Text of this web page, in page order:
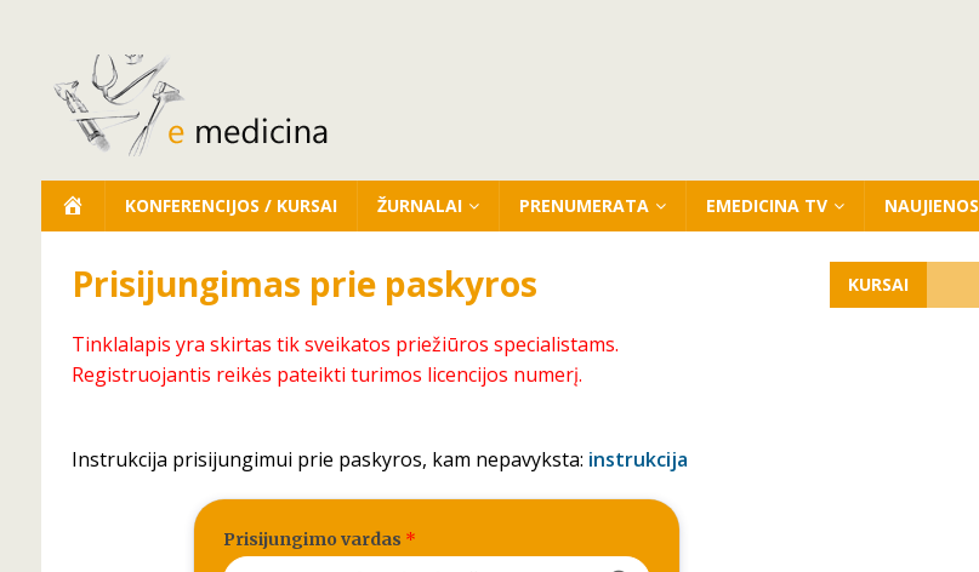
KONFERENCIJOS / KURSAI ŽURNALAI PRENUMERATA EMEDICINA TV NAUJIENOS
Prisijungimas prie paskyros
Tinklalapis yra skirtas tik sveikatos priežiūros specialistams.
Registruojantis reikės pateikti turimos licencijos numerį.
Instrukcija prisijungimui prie paskyros, kam nepavyksta: instrukcija
Prisijungimo vardas *
KURSAI